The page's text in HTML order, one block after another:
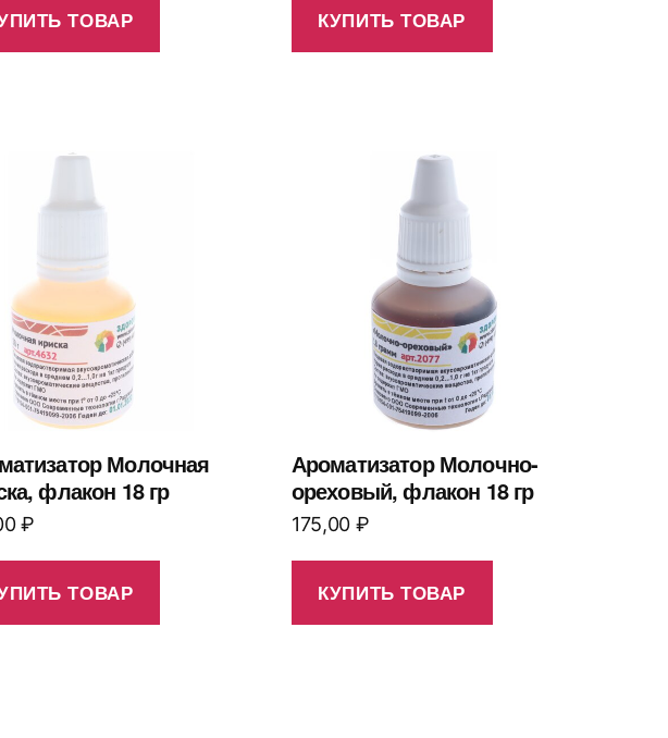
ТОВАР КУПИТЬ ТОВАР
Молочная
флакон 18 гр
₽
ТОВАР
Ароматизатор Молочно-
ореховый, флакон 18 гр
175,00 ₽
КУПИТЬ ТОВАР